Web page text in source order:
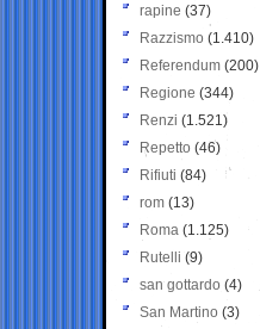
rapine (37)
Razzismo (1.410)
Referendum (200)
Regione (344)
Renzi (1.521)
Repetto (46)
Rifiuti (84)
rom (13)
Roma (1.125)
Rutelli (9)
san gottardo (4)
San Martino (3)